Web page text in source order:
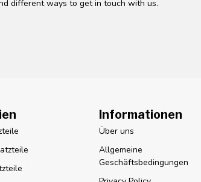
different ways to get in touch with us.
Informationen
Über uns
Allgemeine
Geschäftsbedingungen